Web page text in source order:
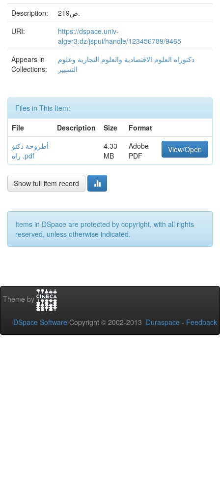
Description:
219ص.
URI:
https://dspace.univ-
alger3.dz/jspui/handle/123456789/9465
Appears in
Collections:
دكتوراه العلوم الاقتصادية والعلوم التجارية وعلوم
التسيير
Files in This Item:
File
Description Size
Format
أطروحة دكتو
راه .pdf
4.33
MB
Adobe
PDF
View/Open
Show full item record
Items in DSpace are protected by copyright, with all rights
reserved, unless otherwise indicated.
Theme by
DSpace Software Copyright © 2002-2013 Duraspace - Feedback